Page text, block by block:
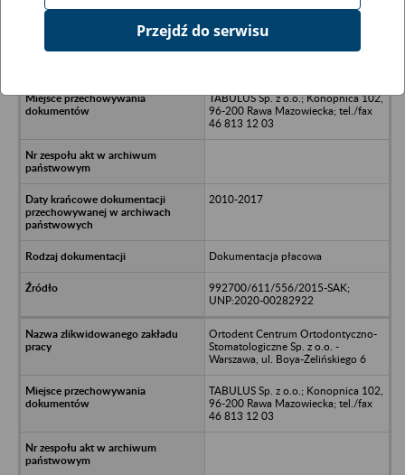
T.VICTORIUS - Warszawa, ul.
TABULUS Sp. z o.o.; Konopnica 102,
96-200 Rawa Mazowiecka; tel./fax
46 813 12 03
2010-2017
Dokumentacja płacowa
992700/611/556/2015-SAK;
UNP:2020-00282922
Ortodent Centrum Ortodontyczno-
Stomatologiczne Sp. z o.o. -
Warszawa, ul. Boya-Żelińskiego 6
TABULUS Sp. z o.o.; Konopnica 102,
96-200 Rawa Mazowiecka; tel./fax
46 813 12 03
Przejdź do serwisu